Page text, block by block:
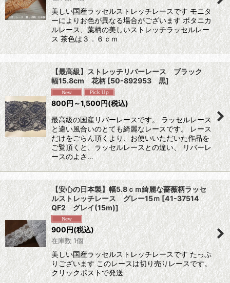
美しい国産ラッセルストレッチレースです モニタ
ーによりお色が異なる場合がございます ボタニカ
ルレース、葉柄の美しいストレッチラッセルレー
ス 茶色は３．６ｃｍ
【最高級】ストレッチリバーレース ブラック
幅15.8cm 花柄 [50-892953 黒]
800円～1,500円(税込)
最高級の国産リバーレースです。 ラッセルレース
と違い風合いのとても綺麗なレースです。 レース
だけをごらん頂くより、お使いいただいた作品を
ご覧頂くと、ラッセルレースとの違い、 リバーレ
ースのよさ…
【安心の日本製】幅5.8ｃｍ綺麗な薔薇柄ラッセ
ルストレッチレース グレー15ｍ [41-37514
QF2 グレイ(15m)]
900円(税込)
在庫数 1個
美しい国産ラッセルストレッチレースです たっぷ
りございます このレースは切り売りレースです。
クリックポストで発送